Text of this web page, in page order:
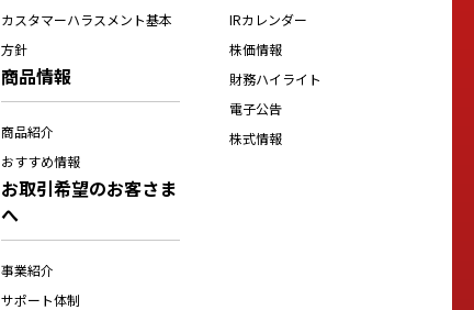
カスタマーハラスメント基本
方針
商品情報
商品紹介
おすすめ情報
お取引希望のお客さま
へ
事業紹介
サポート体制
IRカレンダー
株価情報
財務ハイライト
電子公告
株式情報